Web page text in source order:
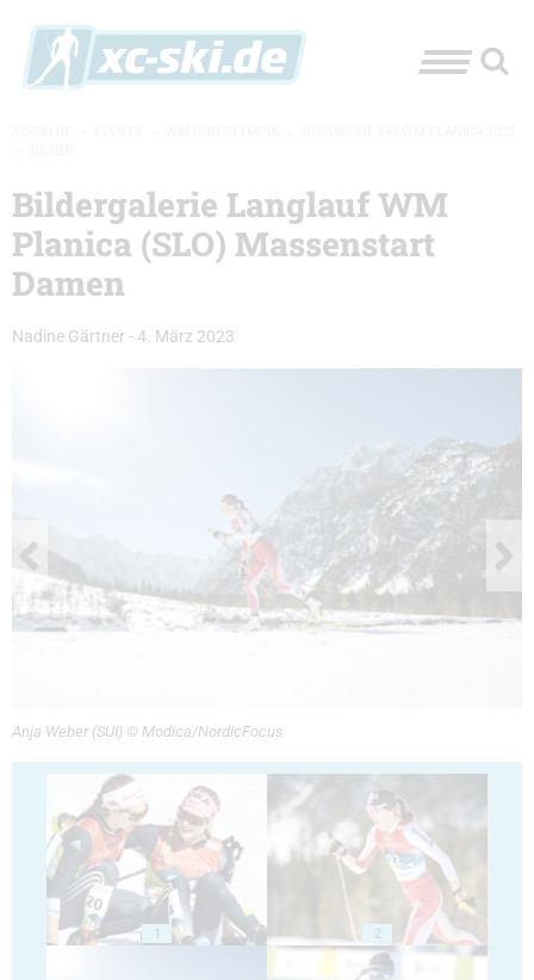
Bildergalerie Langlauf WM
Planica (SLO) Massenstart
Damen
Nadine Gärtner -4. März 2023
Anja Weber (SUI) © Modica/NordicFocus
1 2